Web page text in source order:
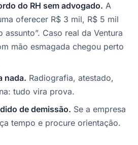
do RH sem advogado. A
oferecer R$ 3 mil, R$ 5 mil
assunto”. Caso real da Ventura
mão esmagada chegou perto
nada. Radiografia, atestado,
tudo vira prova.
de demissão. Se a empresa
tempo e procure orientação.